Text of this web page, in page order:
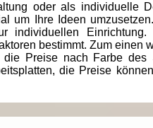
oder als individuelle
um Ihre Ideen
individuellen
bestimmt. Zum einen
die Preise nach Farbe des
die Preise